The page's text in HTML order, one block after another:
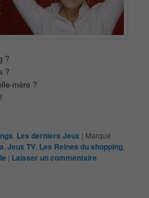
?
?
mère ?
Les derniers Jeux | Marqué
,Jeux TV Les Reines du shopping
| Laisser un commentaire